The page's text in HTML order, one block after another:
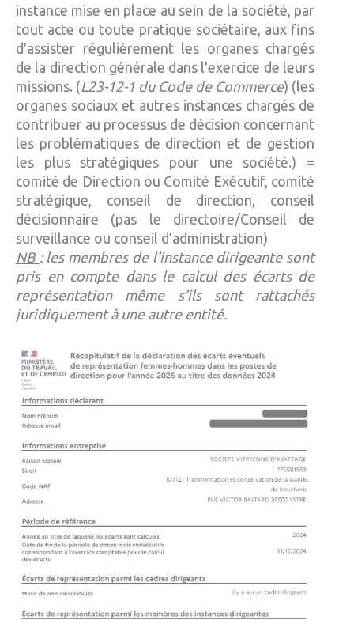
instance mise en place au sein de la société, par
tout acte ou toute pratique sociétaire, aux fins
d'assister régulièrement les organes chargés
de la direction générale dans l'exercice de leurs
missions. (L23-12-1 du Code de Commerce) (les
organes sociaux et autres instances chargés de
contribuer au processus de décision concernant
les problématiques de direction et de gestion
les plus stratégiques pour une société.) =
comité de Direction ou Comité Exécutif, comité
stratégique, conseil de direction, conseil
décisionnaire (pas le directoire/Conseil de
surveillance ou conseil d’administration)
NB : les membres de l’instance dirigeante sont
pris en compte dans le calcul des écarts de
représentation même s’ils sont rattachés
juridiquement à une autre entité.